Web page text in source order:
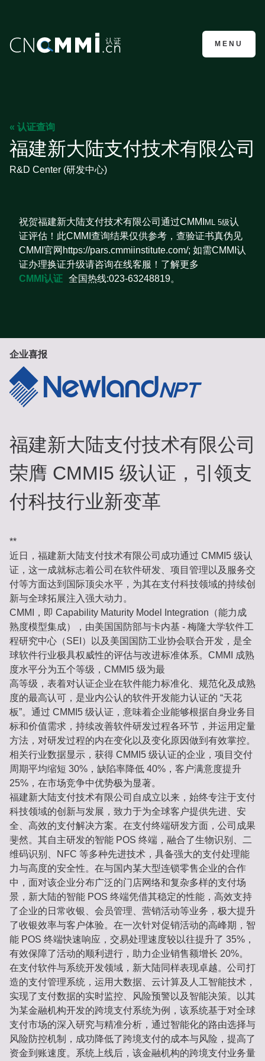
CMMI认证咨询
MENU
« 认证查询
福建新大陆支付技术有限公司
R&D Center (研发中心)
祝贺福建新大陆支付技术有限公司通过CMMI ML 5级认
证评估！此CMMI查询结果仅供参考，查验证书真伪见
CMMI官网https://pars.cmmiinstitute.com/; 如需CMMI认
证办理换证升级请咨询在线客服！了解更多
CMMI认证 全国热线:023-63248819。
企业喜报
福建新大陆支付技术有限公司
荣膺 CMMI5 级认证，引领支
付科技行业新变革
**
近日，福建新大陆支付技术有限公司成功通过 CMMI5 级认
证，这一成就标志着公司在软件研发、项目管理以及服务交
付等方面达到国际顶尖水平，为其在支付科技领域的持续创
新与全球拓展注入强大动力。
CMMI，即 Capability Maturity Model Integration（能力成
熟度模型集成），由美国国防部与卡内基 - 梅隆大学软件工
程研究中心（SEI）以及美国国防工业协会联合开发，是全
球软件行业极具权威性的评估与改进标准体系。CMMI 成熟
度水平分为五个等级，CMMI5 级为最
高等级，表着对认证企业在软件能力标准化、规范化及成熟
度的最高认可，是业内公认的软件开发能力认证的 “天花
板”。通过 CMMI5 级认证，意味着企业能够根据自身业务目
标和价值需求，持续改善软件研发过程各环节，并运用定量
方法，对研发过程的内在变化以及变化原因做到有效掌控。
相关行业数据显示，获得 CMMI5 级认证的企业，项目交付
周期平均缩短 30%，缺陷率降低 40%，客户满意度提升
25%，在市场竞争中优势极为显著。
福建新大陆支付技术有限公司自成立以来，始终专注于支付
科技领域的创新与发展，致力于为全球客户提供先进、安
全、高效的支付解决方案。在支付终端研发方面，公司成果
斐然。其自主研发的智能 POS 终端，融合了生物识别、二
维码识别、NFC 等多种先进技术，具备强大的支付处理能
力与高度的安全性。在与国内某大型连锁零售企业的合作
中，面对该企业分布广泛的门店网络和复杂多样的支付场
景，新大陆的智能 POS 终端凭借其稳定的性能，高效支持
了企业的日常收银、会员管理、营销活动等业务，极大提升
了收银效率与客户体验。在一次针对促销活动的高峰期，智
能 POS 终端快速响应，交易处理速度较以往提升了 35%，
有效保障了活动的顺利进行，助力企业销售额增长 20%。
在支付软件与系统开发领域，新大陆同样表现卓越。公司打
造的支付管理系统，运用大数据、云计算及人工智能技术，
实现了支付数据的实时监控、风险预警以及智能决策。以其
为某金融机构开发的跨境支付系统为例，该系统基于对全球
支付市场的深入研究与精准分析，通过智能化的路由选择与
风险防控机制，成功降低了跨境支付的成本与风险，提高了
资金到账速度。系统上线后，该金融机构的跨境支付业务量